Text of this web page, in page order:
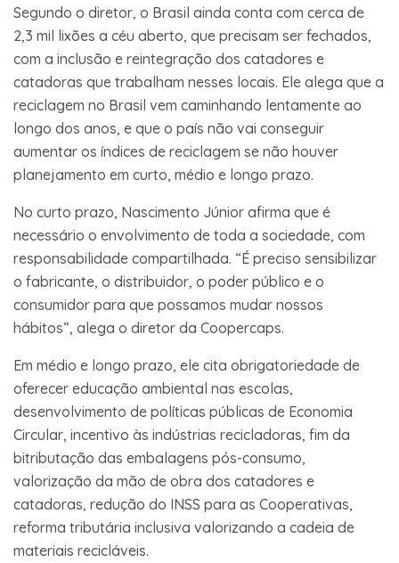
Segundo o diretor, o Brasil ainda conta com cerca de
2,3 mil lixões a céu aberto, que precisam ser fechados,
com a inclusão e reintegração dos catadores e
catadoras que trabalham nesses locais. Ele alega que a
reciclagem no Brasil vem caminhando lentamente ao
longo dos anos, e que o país não vai conseguir
aumentar os índices de reciclagem se não houver
planejamento em curto, médio e longo prazo.
No curto prazo, Nascimento Júnior afirma que é
necessário o envolvimento de toda a sociedade, com
responsabilidade compartilhada. “É preciso sensibilizar
o fabricante, o distribuidor, o poder público e o
consumidor para que possamos mudar nossos
hábitos”, alega o diretor da Coopercaps.
Em médio e longo prazo, ele cita obrigatoriedade de
oferecer educação ambiental nas escolas,
desenvolvimento de políticas públicas de Economia
Circular, incentivo às indústrias recicladoras, fim da
bitributação das embalagens pós-consumo,
valorização da mão de obra dos catadores e
catadoras, redução do INSS para as Cooperativas,
reforma tributária inclusiva valorizando a cadeia de
materiais recicláveis.